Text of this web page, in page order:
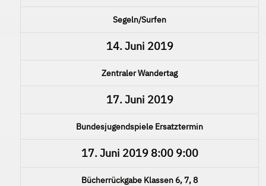
Segeln/Surfen
14. Juni 2019
Zentraler Wandertag
17. Juni 2019
Bundesjugendspiele Ersatztermin
17. Juni 20198:00 9:00
Bücherrückgabe Klassen 6, 7, 8